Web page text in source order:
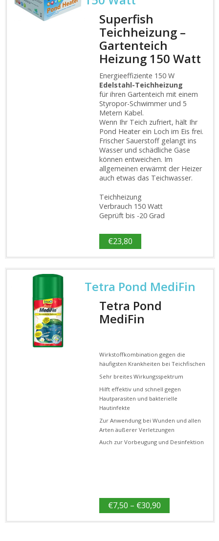
Superfish
Teichheizung –
Gartenteich
Heizung 150 Watt
Energieeffiziente 150 W
Edelstahl-Teichheizung
für ihren Gartenteich mit einem
Styropor-Schwimmer und 5
Metern Kabel.
Wenn Ihr Teich zufriert, hält Ihr
Pond Heater ein Loch im Eis frei.
Frischer Sauerstoff gelangt ins
Wasser und schädliche Gase
können entweichen. Im
allgemeinen erwärmt der Heizer
auch etwas das Teichwasser.
Teichheizung
Verbrauch 150 Watt
Geprüft bis -20 Grad
€23,80
Tetra Pond MediFin
Tetra Pond
MediFin
Wirkstoffkombination gegen die
häufigsten Krankheiten bei Teichfischen
Sehr breites Wirkungsspektrum
Hilft effektiv und schnell gegen
Hautparasiten und bakterielle
Hautinfekte
Zur Anwendung bei Wunden und allen
Arten äußerer Verletzungen
Auch zur Vorbeugung und Desinfektion
€7,50 – €30,90